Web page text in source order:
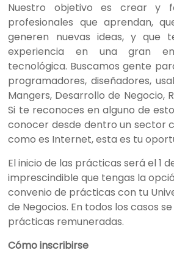
Nuestro objetivo es crear y
profesionales que aprendan,
generen nuevas ideas, y que
experiencia en una gran
tecnológica. Buscamos gente
programadores, diseñadores,
Mangers, Desarrollo de Negocio,
Si te reconoces en alguno de
conocer desde dentro un sector
como es Internet, esta es tu
El inicio de las prácticas será el 1
imprescindible que tengas la
convenio de prácticas con tu
de Negocios. En todos los casos
prácticas remuneradas.
Cómo inscribirse